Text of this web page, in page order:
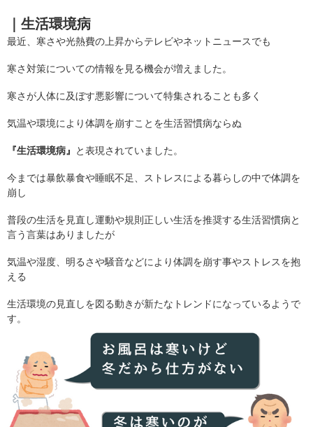
生活環境病
最近、寒さや光熱費の上昇からテレビやネットニュースでも
寒さ対策についての情報を見る機会が増えました。
寒さが人体に及ぼす悪影響について特集されることも多く
気温や環境により体調を崩すことを生活習慣病ならぬ
『生活環境病』 と表現されていました。
今までは暴飲暴食や睡眠不足、ストレスによる暮らしの中で体調を
崩し
普段の生活を見直し運動や規則正しい生活を推奨する生活習慣病と
言う言葉はありましたが
気温や湿度、明るさや騒音などにより体調を崩す事やストレスを抱
える
生活環境の見直しを図る動きが新たなトレンドになっているようで
す。